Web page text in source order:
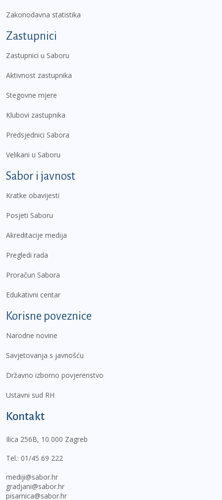
Zakonodavna statistika
Zastupnici
Zastupnici u Saboru
Aktivnost zastupnika
Stegovne mjere
Klubovi zastupnika
Predsjednici Sabora
Velikani u Saboru
Sabor i javnost
Kratke obavijesti
Posjeti Saboru
Akreditacije medija
Pregledi rada
Proračun Sabora
Edukativni centar
Korisne poveznice
Narodne novine
Savjetovanja s javnošću
Državno izborno povjerenstvo
Ustavni sud RH
Kontakt
Ilica 256B, 10 000 Zagreb
Tel.: 01/45 69 222
mediji@sabor.hr
gradjani@sabor.hr
pisarnica@sabor.hr